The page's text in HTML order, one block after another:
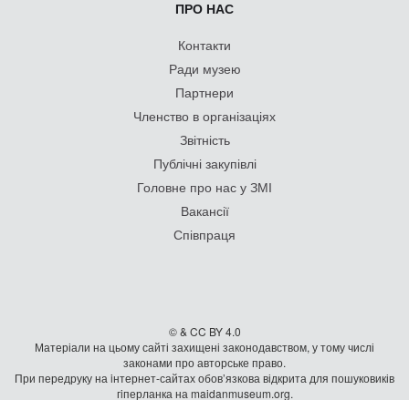
ПРО НАС
Контакти
Ради музею
Партнери
Членство в організаціях
Звітність
Публічні закупівлі
Головне про нас у ЗМІ
Вакансії
Співпраця
© & CC BY 4.0
Матеріали на цьому сайті захищені законодавством, у тому числі
законами про авторське право.
При передруку на iнтернет-сайтах обов’язкова відкрита для пошуковиків
гiперланка на maidanmuseum.org.